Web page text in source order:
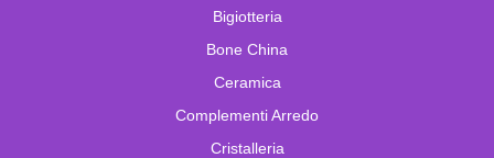
Bigiotteria
Bone China
Ceramica
Complementi Arredo
Cristalleria